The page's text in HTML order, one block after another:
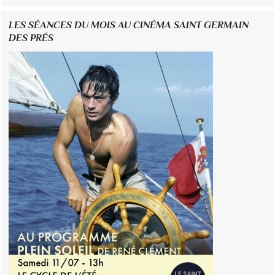
LES SÉANCES DU MOIS AU CINÉMA SAINT GERMAIN
DES PRÉS